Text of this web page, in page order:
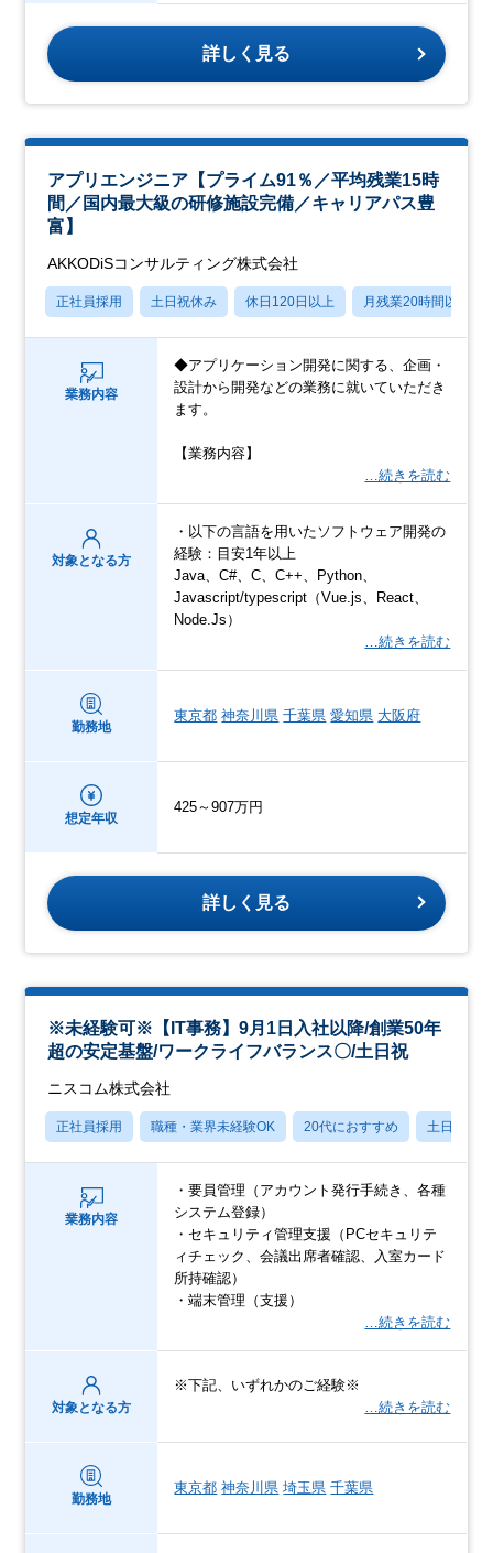
詳しく見る
アプリエンジニア【プライム91％／平均残業15時
間／国内最大級の研修施設完備／キャリアパス豊
富】
AKKODiSコンサルティング株式会社
正社員採用 土日祝休み 休日120日以上 月残業20時間以内
業務内容
◆アプリケーション開発に関する、企画・
設計から開発などの業務に就いていただき
ます。
【業務内容】
…続きを読む
対象となる方
・以下の言語を用いたソフトウェア開発の
経験：目安1年以上
Java、C#、C、C++、Python、
Javascript/typescript（Vue.js、React、
Node.Js）
…続きを読む
勤務地
東京都 神奈川県 千葉県 愛知県 大阪府
想定年収
425～907万円
詳しく見る
※未経験可※【IT事務】9月1日入社以降/創業50年
超の安定基盤/ワークライフバランス〇/土日祝
ニスコム株式会社
正社員採用 職種・業界未経験OK 20代におすすめ 土日祝休み
業務内容
・要員管理（アカウント発行手続き、各種
システム登録）
・セキュリティ管理支援（PCセキュリテ
ィチェック、会議出席者確認、入室カード
所持確認）
・端末管理（支援）
…続きを読む
対象となる方
※下記、いずれかのご経験※
…続きを読む
勤務地
東京都 神奈川県 埼玉県 千葉県